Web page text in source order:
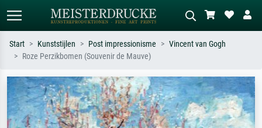
Zoek op kunstenaar, titel of stijl – bijv.
Monet, Sterrennacht, impressionisme,
Hokusai-golf, naakt.
Beschrijf de scène – bijv. groene
weide, abstract met veel rood, donker
olieverfschilderij, staand naakt naast
een boom.
Start Kunststijlen Post impressionisme
Vincent van Gogh
Roze Perzikbomen (Souvenir de Mauve)